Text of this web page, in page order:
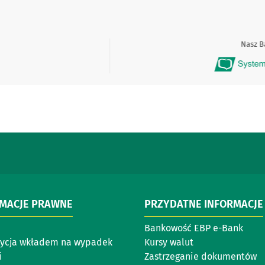
Nasz
PRAWNE
wkładem na wypadek
PRZYDATNE INFORMACJE
Bankowość EBP e-Bank
Kursy walut
Zastrzeganie dokumentów